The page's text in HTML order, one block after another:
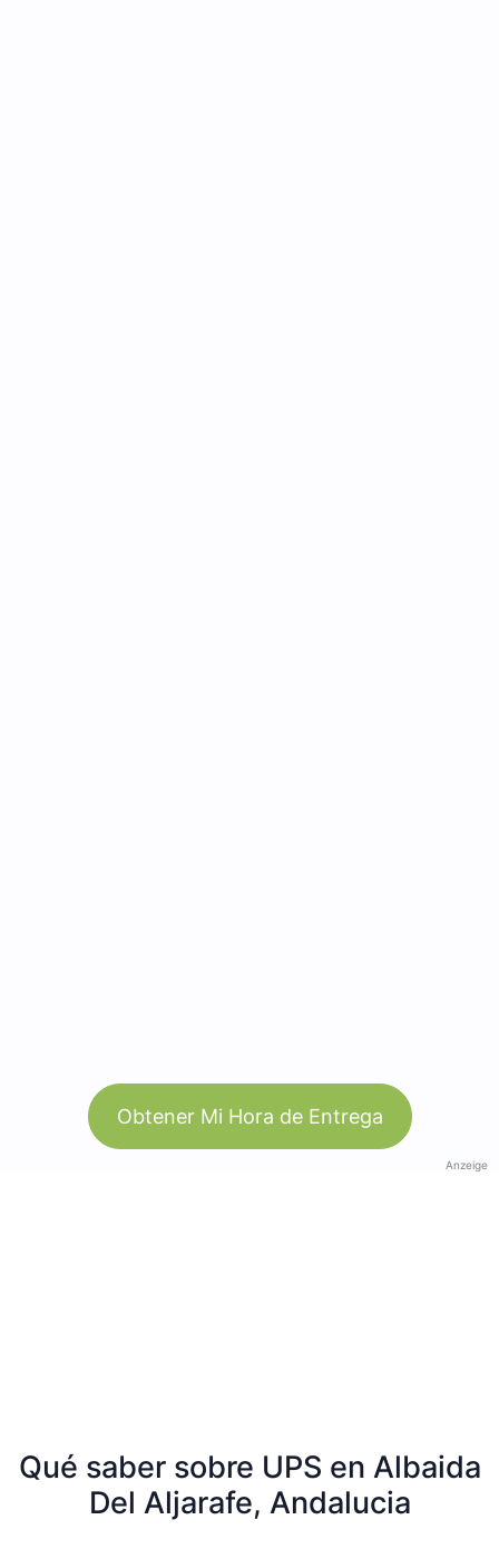
Obtener Mi Hora de Entrega
Anzeige
Qué saber sobre UPS en Albaida
Del Aljarafe, Andalucia